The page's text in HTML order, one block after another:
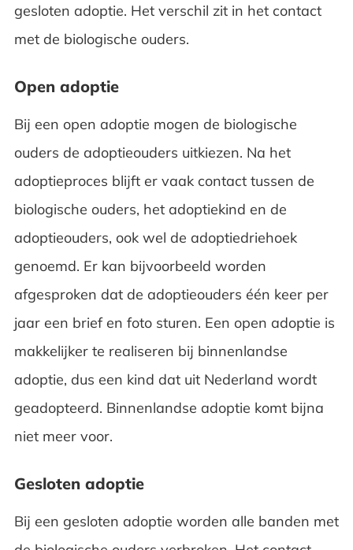
gesloten adoptie. Het verschil zit in het contact
met de biologische ouders.
Open adoptie
Bij een open adoptie mogen de biologische
ouders de adoptieouders uitkiezen. Na het
adoptieproces blijft er vaak contact tussen de
biologische ouders, het adoptiekind en de
adoptieouders, ook wel de adoptiedriehoek
genoemd. Er kan bijvoorbeeld worden
afgesproken dat de adoptieouders één keer per
jaar een brief en foto sturen. Een open adoptie is
makkelijker te realiseren bij binnenlandse
adoptie, dus een kind dat uit Nederland wordt
geadopteerd. Binnenlandse adoptie komt bijna
niet meer voor.
Gesloten adoptie
Bij een gesloten adoptie worden alle banden met